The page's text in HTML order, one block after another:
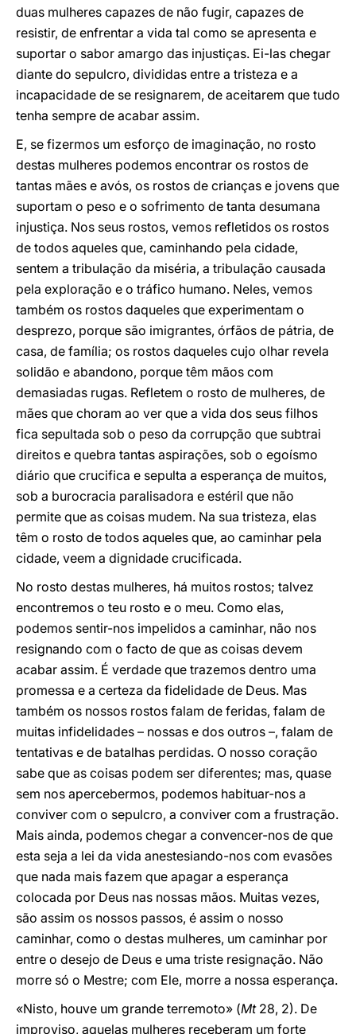
duas mulheres capazes de não fugir, capazes de
resistir, de enfrentar a vida tal como se apresenta e
suportar o sabor amargo das injustiças. Ei-las chegar
diante do sepulcro, divididas entre a tristeza e a
incapacidade de se resignarem, de aceitarem que tudo
tenha sempre de acabar assim.
E, se fizermos um esforço de imaginação, no rosto
destas mulheres podemos encontrar os rostos de
tantas mães e avós, os rostos de crianças e jovens que
suportam o peso e o sofrimento de tanta desumana
injustiça. Nos seus rostos, vemos refletidos os rostos
de todos aqueles que, caminhando pela cidade,
sentem a tribulação da miséria, a tribulação causada
pela exploração e o tráfico humano. Neles, vemos
também os rostos daqueles que experimentam o
desprezo, porque são imigrantes, órfãos de pátria, de
casa, de família; os rostos daqueles cujo olhar revela
solidão e abandono, porque têm mãos com
demasiadas rugas. Refletem o rosto de mulheres, de
mães que choram ao ver que a vida dos seus filhos
fica sepultada sob o peso da corrupção que subtrai
direitos e quebra tantas aspirações, sob o egoísmo
diário que crucifica e sepulta a esperança de muitos,
sob a burocracia paralisadora e estéril que não
permite que as coisas mudem. Na sua tristeza, elas
têm o rosto de todos aqueles que, ao caminhar pela
cidade, veem a dignidade crucificada.
No rosto destas mulheres, há muitos rostos; talvez
encontremos o teu rosto e o meu. Como elas,
podemos sentir-nos impelidos a caminhar, não nos
resignando com o facto de que as coisas devem
acabar assim. É verdade que trazemos dentro uma
promessa e a certeza da fidelidade de Deus. Mas
também os nossos rostos falam de feridas, falam de
muitas infidelidades – nossas e dos outros –, falam de
tentativas e de batalhas perdidas. O nosso coração
sabe que as coisas podem ser diferentes; mas, quase
sem nos apercebermos, podemos habituar-nos a
conviver com o sepulcro, a conviver com a frustração.
Mais ainda, podemos chegar a convencer-nos de que
esta seja a lei da vida anestesiando-nos com evasões
que nada mais fazem que apagar a esperança
colocada por Deus nas nossas mãos. Muitas vezes,
são assim os nossos passos, é assim o nosso
caminhar, como o destas mulheres, um caminhar por
entre o desejo de Deus e uma triste resignação. Não
morre só o Mestre; com Ele, morre a nossa esperança.
«Nisto, houve um grande terremoto» (Mt28, 2). De
improviso, aquelas mulheres receberam um forte